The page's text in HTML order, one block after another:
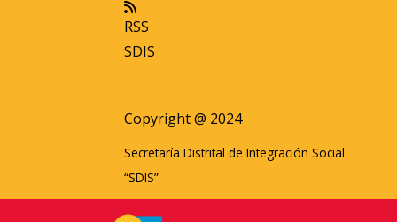
RSS
SDIS
Copyright @ 2024
Secretaría Distrital de Integración Social
“SDIS”